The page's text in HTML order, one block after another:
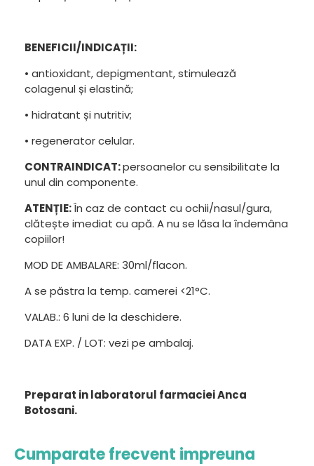
BENEFICII/INDICAȚII:
• antioxidant, depigmentant, stimulează
colagenul și elastină;
• hidratant și nutritiv;
• regenerator celular.
CONTRAINDICAT:persoanelor cu sensibilitate la
unul din componente.
ATENȚIE:În caz de contact cu ochii/nasul/gura,
clătește imediat cu apă. A nu se lăsa la îndemâna
copiilor!
MOD DE AMBALARE: 30ml/flacon.
A se păstra la temp. camerei <21°C.
VALAB.: 6 luni de la deschidere.
DATA EXP. / LOT: vezi pe ambalaj.
Preparat in laboratorul farmaciei Anca
Botosani.
Cumparate frecvent impreuna